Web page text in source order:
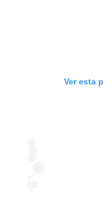
Ver esta